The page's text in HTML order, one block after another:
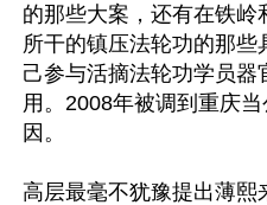
的那些大案，还有在铁岭
所干的镇压法轮功的那些
己参与活摘法轮功学员器
用。2008年被调到重庆
因。
高层最毫不犹豫提出薄熙